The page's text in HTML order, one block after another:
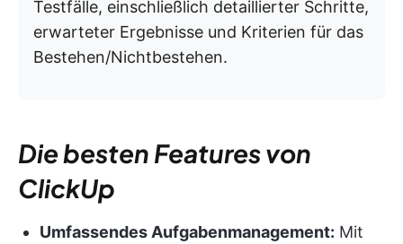
Testfälle, einschließlich detaillierter Schritte,
erwarteter Ergebnisse und Kriterien für das
Bestehen/Nichtbestehen.
Die besten Features von
ClickUp
Umfassendes Aufgabenmanagement: Mit